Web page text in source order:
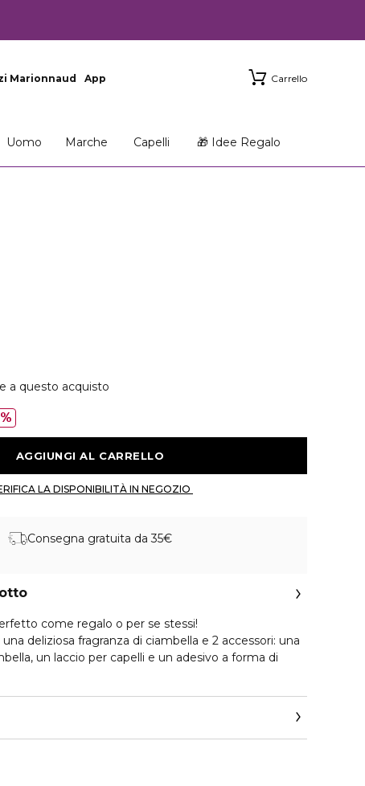
Marionnaud App Carrello
Uomo Marche Capelli 🎁 Idee Regalo
a questo acquisto
Consegna gratuita da 35€
come regalo o per se stessi!
deliziosa fragranza di ciambella e 2 accessori: una
un laccio per capelli e un adesivo a forma di
con aloe vera biologica e glicerina vegetale
profumato di ciambella. Una formula naturale e
per il benessere di grandi e piccini, a partire dai 3